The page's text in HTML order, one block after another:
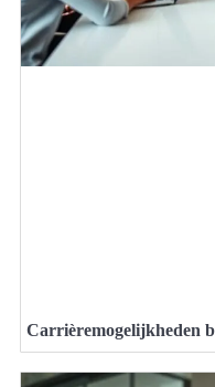
Carrièremogelijkheden